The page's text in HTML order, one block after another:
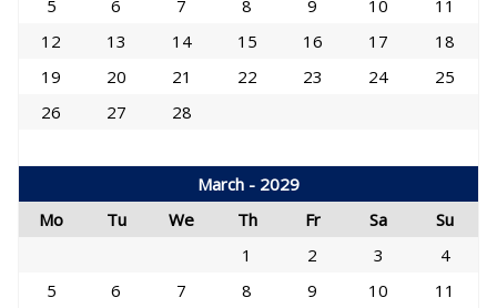
5
6 7 8 9 10
11
12
13 14 15 16 17
18
19
20 21 22 23 24
25
26
27 28
March - 2029
Mo
Tu We Th Fr Sa
Su
1
2 3
4
5
6 7 8 9 10
11